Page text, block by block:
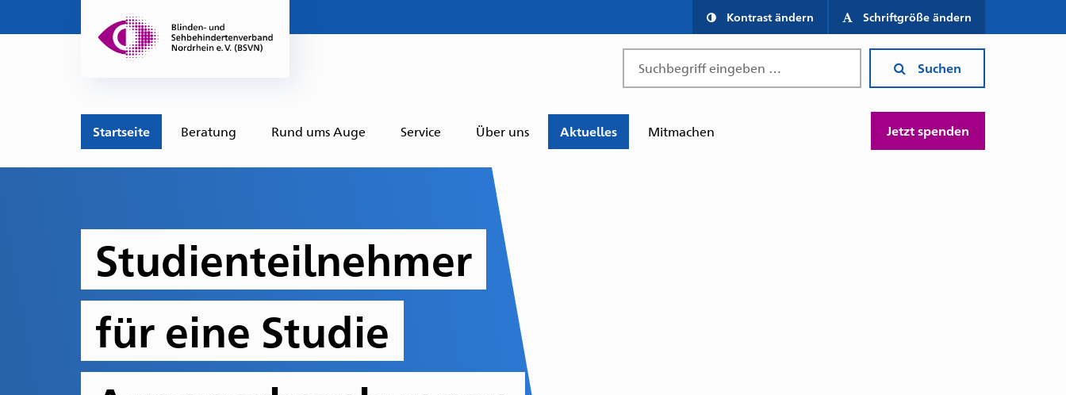
Kontrast ändern Schriftgröße ändern
Suchen
Startseite Beratung Rund ums Auge Service Über uns Aktuelles Mitmachen Jetzt spenden
Studienteilnehmer
für eine Studie